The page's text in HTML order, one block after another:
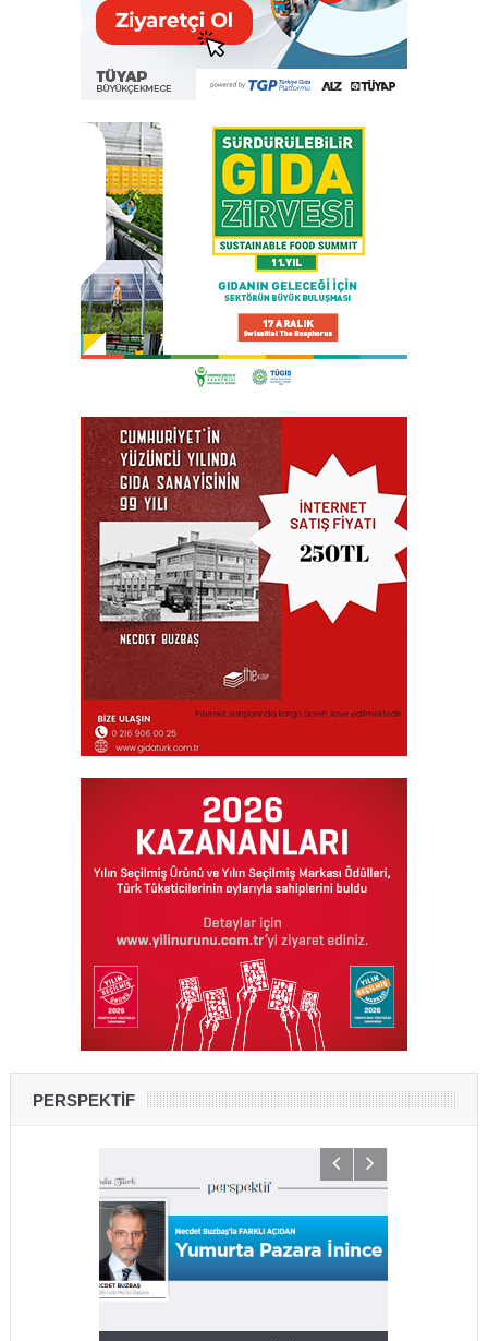
PERSPEKTİF